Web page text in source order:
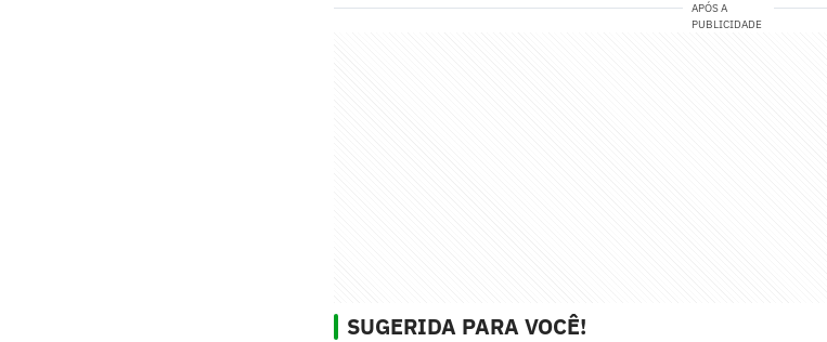
APÓS A
PUBLICIDADE
SUGERIDA PARA VOCÊ!